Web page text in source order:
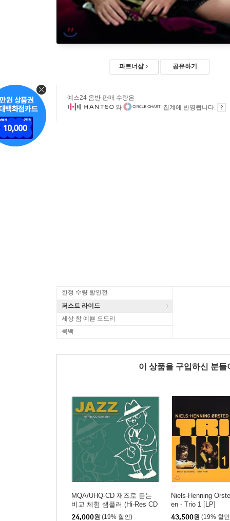
파트너샵 공유하기
예스24 음반 판매 수량은
와
집계에 반영됩니다.
한정 수량 할인전
퍼스트 라이드
세상 참 예쁜 오드리
룩백
이 상품을 구입하신 분
MQA/UHQ-CD 재즈로 듣는
비교 체험 샘플러 (Hi-Res CD
Sampler)
24,000원 (19% 할인)
Niels-Henning
en - Trio 1 [LP]
43,500원 (19% 할